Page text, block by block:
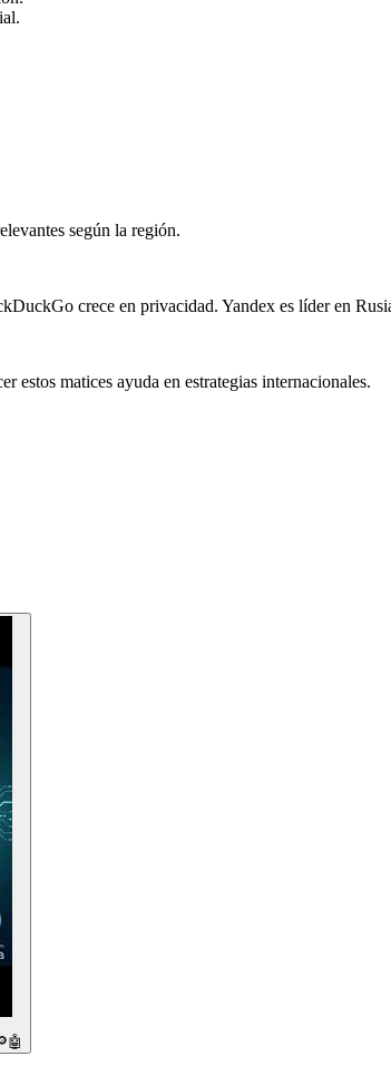
según la región.
crece en privacidad. Yandex es líder en
estos matices ayuda en estrategias internacionales.